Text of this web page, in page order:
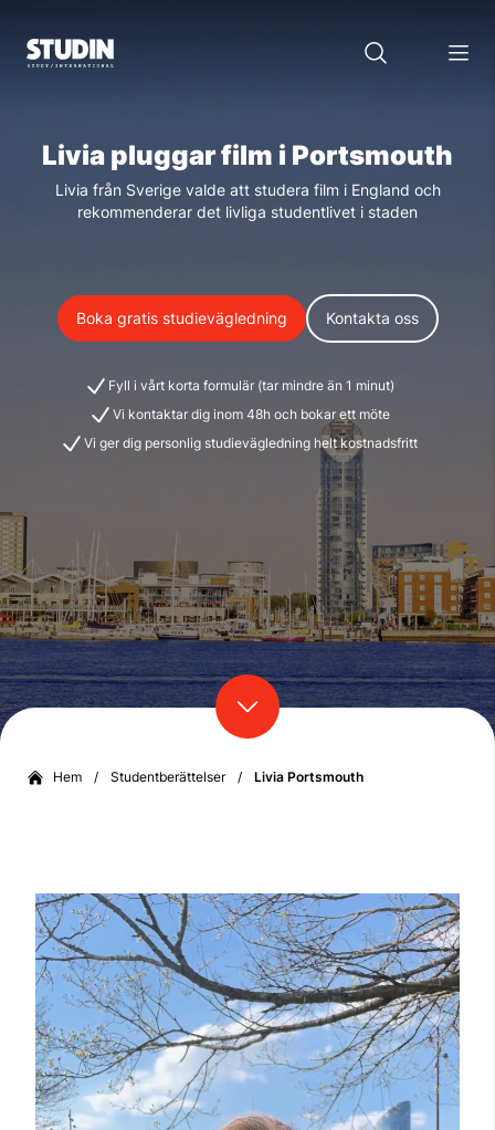
Livia pluggar film i Portsmouth
Livia från Sverige valde att studera film i England och
rekommenderar det livliga studentlivet i staden
Boka gratis studievägledning Kontakta oss
Fyll i vårt korta formulär (tar mindre än 1 minut)
Vi kontaktar dig inom 48h och bokar ett möte
Vi ger dig personlig studievägledning helt kostnadsfritt
Hem / Studentberättelser / Livia Portsmouth